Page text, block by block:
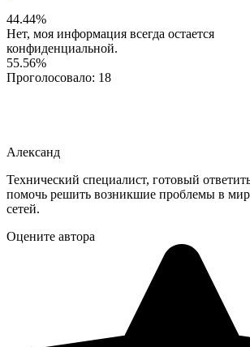
44.44%
Нет, моя информация всегда остается
конфиденциальной.
55.56%
Проголосовало: 18
Александ
Технический специалист, готовый
помочь решить возникшие проблемы в
сетей.
Оцените автора